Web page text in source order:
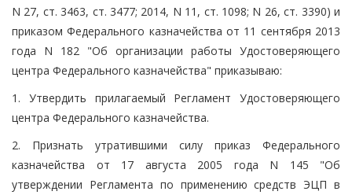
N 27, ст. 3463, ст. 3477; 2014, N 11, ст. 1098; N 26, ст. 3390) и
приказом Федерального казначейства от 11 сентября 2013
года N 182 "Об организации работы Удостоверяющего
центра Федерального казначейства" приказываю:
1. Утвердить прилагаемый Регламент Удостоверяющего
центра Федерального казначейства.
2. Признать утратившими силу приказ Федерального
казначейства от 17 августа 2005 года N 145 "Об
утверждении Регламента по применению средств ЭЦП в